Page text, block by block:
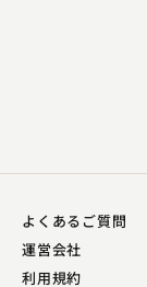
よくあるご質問
運営会社
利用規約